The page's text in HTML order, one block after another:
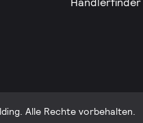
Alle Rechte vorbehalten.